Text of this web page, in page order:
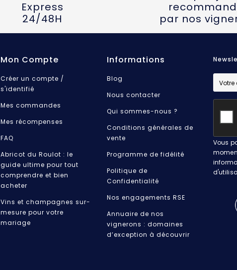
Express
24/48H
par nos
Mon Compte
Créer un compte /
s'identifié
Mes commandes
Mes récompenses
FAQ
Abricot du Roulot : le
guide ultime pour tout
comprendre et bien
acheter
Vins et champagnes sur-
mesure pour votre
mariage
Informations
Blog
Nous contacter
Qui sommes-nous ?
Conditions générales de
vente
Programme de fidélité
Politique de
Confidentialité
Nos engagements RSE
Annuaire de nos
vignerons : domaines
d’exception à découvrir
Vous